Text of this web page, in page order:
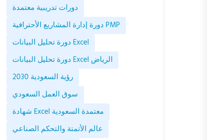
دورات تدريبية معتمدة
دورة إدارة المشاريع الأحترافية PMP
دورة تحليل البيانات Excel
دورة تحليل البيانات Excel الرياض
رؤية السعودية 2030
سوق العمل السعودي
شهادة Excel معتمدة السعودية
عالم الأتمتة والتحكم الصناعي